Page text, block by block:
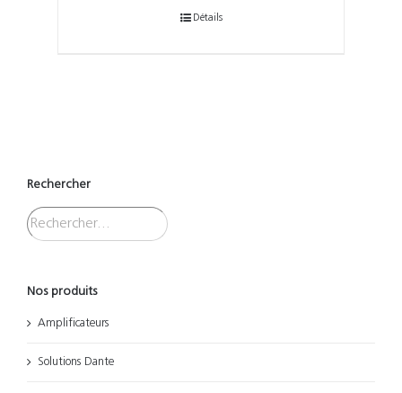
Détails
Rechercher
Nos produits
Amplificateurs
Solutions Dante